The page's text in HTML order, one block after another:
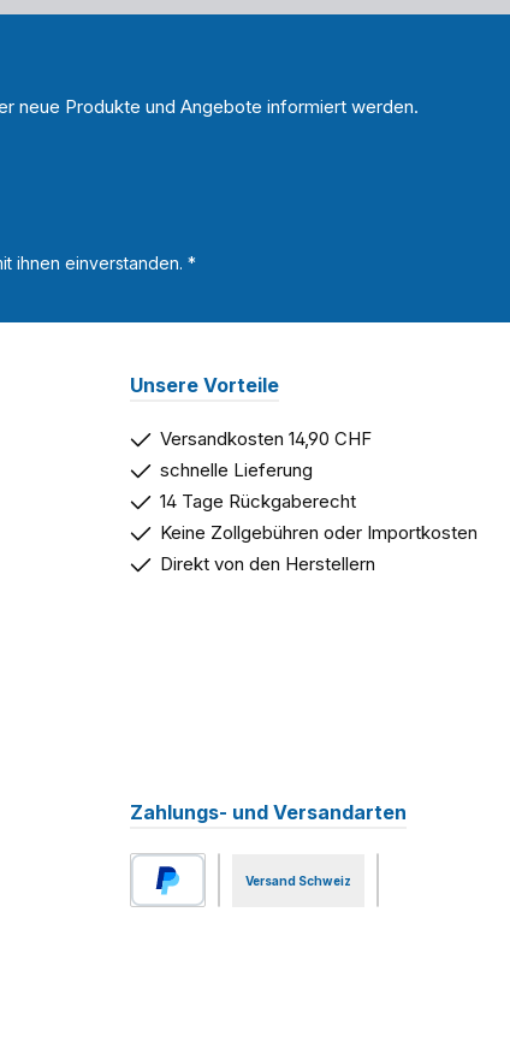
neue Produkte und Angebote informiert werden.
ihnen einverstanden. *
Unsere Vorteile
Versandkosten 14,90 CHF
schnelle Lieferung
14 Tage Rückgaberecht
Keine Zollgebühren oder Importkosten
Direkt von den Herstellern
Zahlungs- und Versandarten
Versand Schweiz